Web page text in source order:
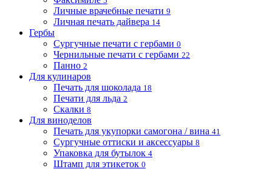
Личные врачебные печати 9
Личная печать дайвера 14
Гербы
Сургучные печати с гербами 0
Чернильные печати с гербами 22
Панно 2
Для кулинаров
Печать для шоколада 18
Печати для льда 2
Скалки 8
Для виноделов
Печать для укупорки самогона / вина 41
Сургучные оттиски и аксессуары 8
Упаковка для бутылок 4
Штамп для этикеток 0